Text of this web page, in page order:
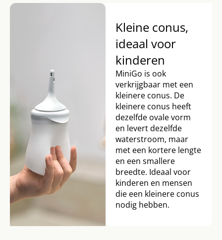
Kleine conus,
ideaal voor
kinderen
MiniGo is ook
verkrijgbaar met een
kleinere conus. De
kleinere conus heeft
dezelfde ovale vorm
en levert dezelfde
waterstroom, maar
met een kortere lengte
en een smallere
breedte. Ideaal voor
kinderen en mensen
die een kleinere conus
nodig hebben.